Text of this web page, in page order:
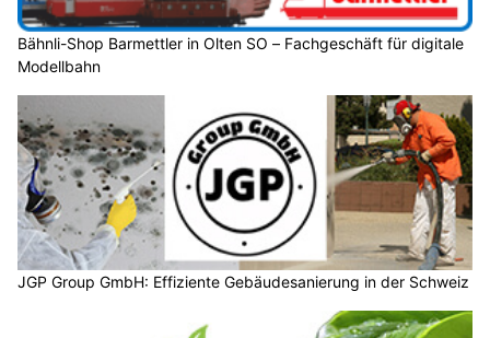
Bähnli-Shop Barmettler in Olten SO – Fachgeschäft für digitale
Modellbahn
JGP Group GmbH: Effiziente Gebäudesanierung in der Schweiz